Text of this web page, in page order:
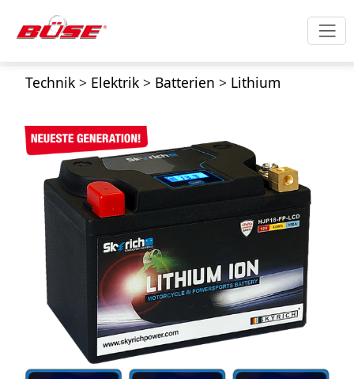
Technik> Elektrik> Batterien > Lithium